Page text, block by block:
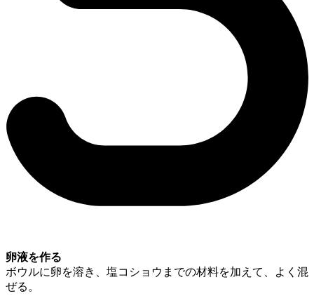
卵液を作る
ボウルに卵を溶き、塩コショウまでの材料を加えて、よく混
ぜる。